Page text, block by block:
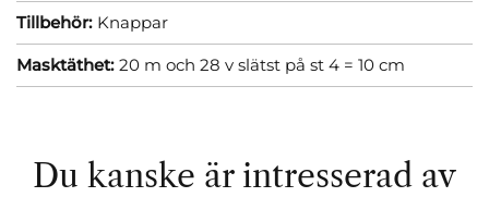
Tillbehör: Knappar
Masktäthet: 20 m och 28 v slätst på st 4 = 10 cm
Du kanske är intresserad av